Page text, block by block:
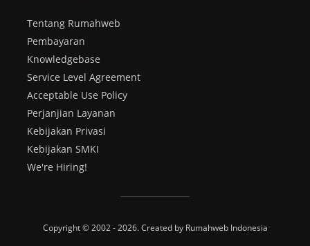
Tentang Rumahweb
Pembayaran
Knowledgebase
Service Level Agreement
Acceptable Use Policy
Perjanjian Layanan
Kebijakan Privasi
Kebijakan SMKI
We're Hiring!
Copyright © 2002 - 2026. Created by Rumahweb Indonesia